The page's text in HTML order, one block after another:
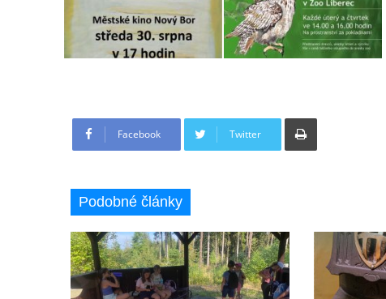
Facebook Twitter
Tisknout
Podobné články